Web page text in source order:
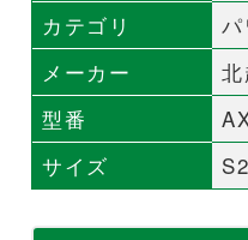
カテゴリ
メーカー
型番
サイズ